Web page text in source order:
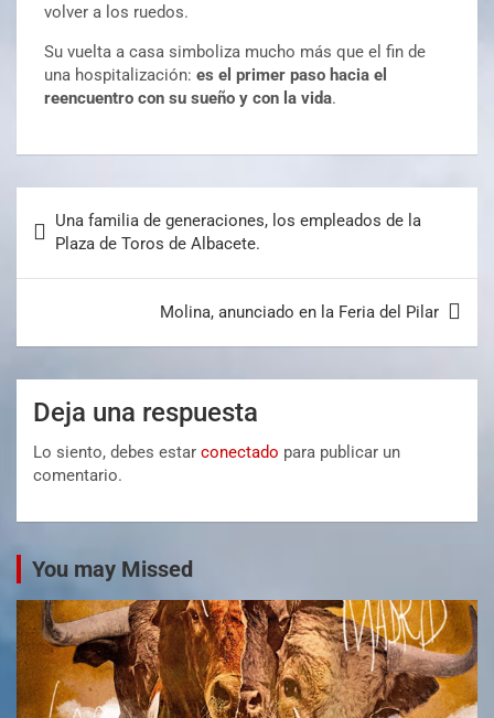
volver a los ruedos.
Su vuelta a casa simboliza mucho más que el fin de
una hospitalización: es el primer paso hacia el
reencuentro con su sueño y con la vida.
Una familia de generaciones, los empleados de la
Plaza de Toros de Albacete.
Molina, anunciado en la Feria del Pilar
Deja una respuesta
Lo siento, debes estar conectado para publicar un
comentario.
You may Missed